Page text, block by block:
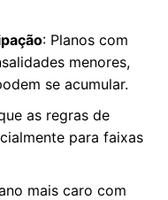
: Planos com
menores,
se acumular.
as regras de
para faixas
mais caro com